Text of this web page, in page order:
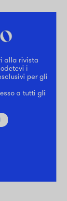
alla rivista
i
per gli
a tutti gli